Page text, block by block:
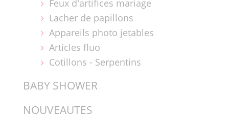
Feux d'artifices mariage
Lacher de papillons
Appareils photo jetables
Articles fluo
Cotillons - Serpentins
BABY SHOWER
NOUVEAUTES